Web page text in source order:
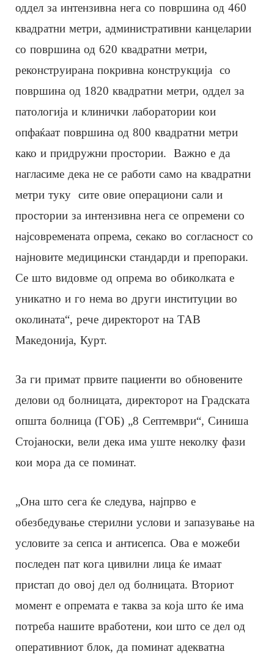
оддел за интензивна нега со површина од 460
квадратни метри, административни канцеларии
со површина од 620 квадратни метри,
реконструирана покривна конструкција со
површина од 1820 квадратни метри, оддел за
патологија и клинички лаборатории кои
опфаќаат површина од 800 квадратни метри
како и придружни простории. Важно е да
нагласиме дека не се работи само на квадратни
метри туку сите овие операциони сали и
простории за интензивна нега се опремени со
најсовремената опрема, секако во согласност со
најновите медицински стандарди и препораки.
Се што видовме од опрема во обиколката е
уникатно и го нема во други институции во
околината“, рече директорот на ТАВ
Македонија, Курт.
За ги примат првите пациенти во обновените
делови од болницата, директорот на Градската
општа болница (ГОБ) „8 Септември“, Синиша
Стојаноски, вели дека има уште неколку фази
кои мора да се поминат.
„Она што сега ќе следува, најпрво е
обезбедување стерилни услови и запазување на
условите за сепса и антисепса. Ова е можеби
последен пат кога цивилни лица ќе имаат
пристап до овој дел од болницата. Вториот
момент е опремата е таква за која што ќе има
потреба нашите вработени, кои што се дел од
оперативниот блок, да поминат адекватна